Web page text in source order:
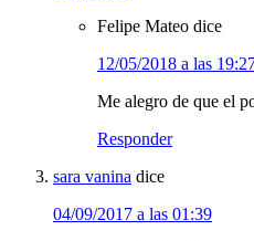
Felipe Mateo dice
12/05/2018 a las
Me alegro de que el
Responder
sara vanina dice
04/09/2017 a las 01:39